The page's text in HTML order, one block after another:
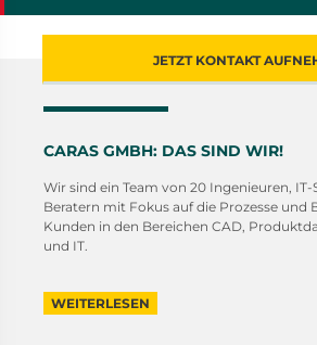
JETZT KONTAKT
CARAS GMBH: DAS SIND WIR!
Wir sind ein Team von 20 Ingenieuren, IT-
Beratern mit Fokus auf die Prozesse und
Kunden in den Bereichen CAD,
und IT.
WEITERLESEN